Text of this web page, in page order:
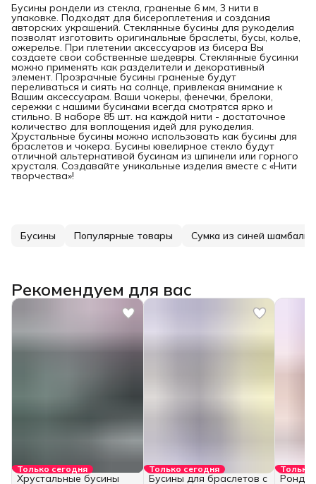
Бусины рондели из стекла, граненые 6 мм, 3 нити в
упаковке. Подходят для бисероплетения и создания
авторских украшений. Стеклянные бусины для рукоделия
позволят изготовить оригинальные браслеты, бусы, колье,
ожерелье. При плетении аксессуаров из бисера Вы
создаете свои собственные шедевры. Стеклянные бусинки
можно применять как разделители и декоративный
элемент. Прозрачные бусины граненые будут
переливаться и сиять на солнце, привлекая внимание к
Вашим аксессуарам. Ваши чокеры, фенечки, брелоки,
сережки с нашими бусинами всегда смотрятся ярко и
стильно. В наборе 85 шт. на каждой нити - достаточное
количество для воплощения идей для рукоделия.
Хрустальные бусины можно использовать как бусины для
браслетов и чокера. Бусины ювелирное стекло будут
отличной альтернативой бусинам из шпинели или горного
хрусталя. Создавайте уникальные изделия вместе с «Нити
творчества»!
Бусины Популярные товары Сумка из синей шамбалы
Рекомендуем для вас
Только сегодня
Хрустальные бусины
Только сегодня
Бусины для браслетов с
Только